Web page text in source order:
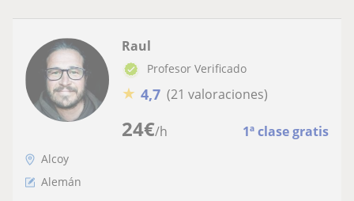
24€/h 1ª clase gratis
Raul
Profesor Verificado
★ 4,7 (21 valoraciones)
Alcoy
Alemán